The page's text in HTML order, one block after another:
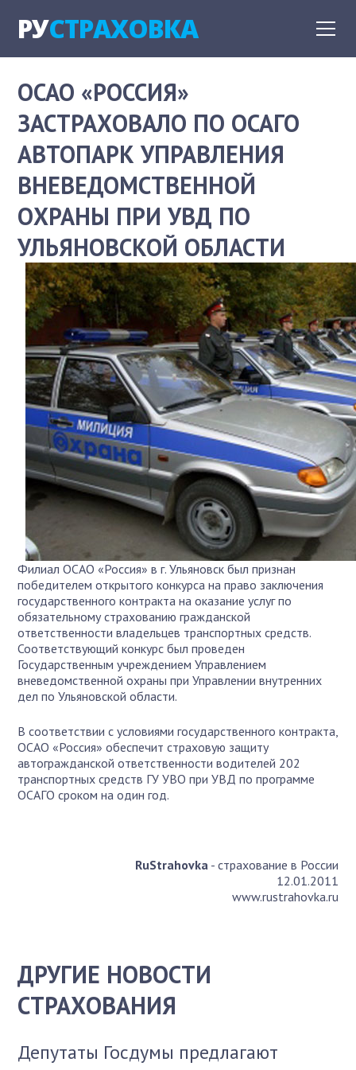
РУСТРАХОВКА
ОСАО «РОССИЯ»
ЗАСТРАХОВАЛО ПО ОСАГО
АВТОПАРК УПРАВЛЕНИЯ
ВНЕВЕДОМСТВЕННОЙ
ОХРАНЫ ПРИ УВД ПО
УЛЬЯНОВСКОЙ ОБЛАСТИ
Филиал ОСАО «Россия» в г. Ульяновск был признан
победителем открытого конкурса на право заключения
государственного контракта на оказание услуг по
обязательному страхованию гражданской
ответственности владельцев транспортных средств.
Соответствующий конкурс был проведен
Государственным учреждением Управлением
вневедомственной охраны при Управлении внутренних
дел по Ульяновской области.
В соответствии с условиями государственного контракта,
ОСАО «Россия» обеспечит страховую защиту
автогражданской ответственности водителей 202
транспортных средств ГУ УВО при УВД по программе
ОСАГО сроком на один год.
RuStrahovka- страхование в России
12.01.2011
www.rustrahovka.ru
ДРУГИЕ НОВОСТИ
СТРАХОВАНИЯ
Депутаты Госдумы предлагают